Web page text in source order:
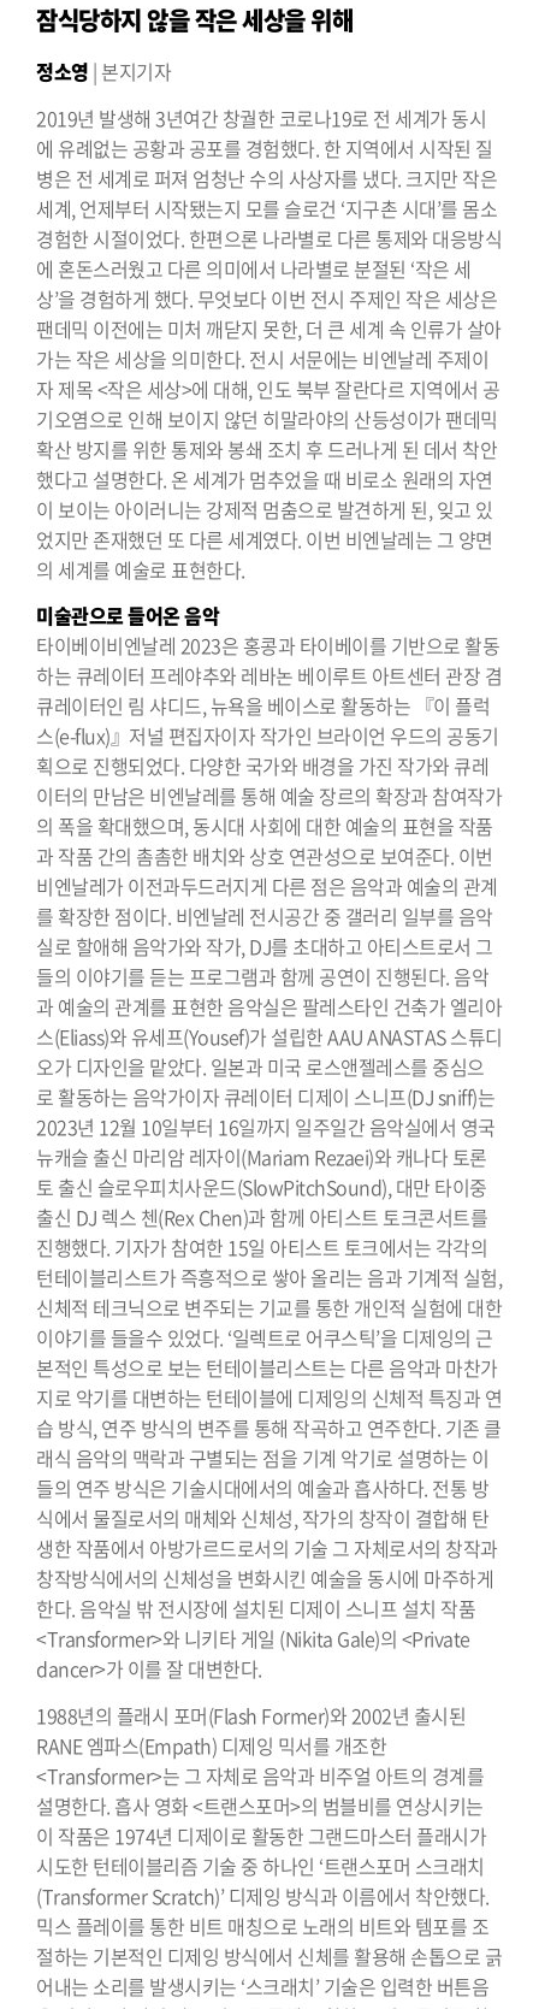
잠식당하지 않을 작은 세상을 위해
정소영 | 본지기자
2019년 발생해 3년여간 창궐한 코로나19로 전 세계가 동시
에 유례없는 공황과 공포를 경험했다. 한 지역에서 시작된 질
병은 전 세계로 퍼져 엄청난 수의 사상자를 냈다. 크지만 작은
세계, 언제부터 시작됐는지 모를 슬로건 ‘지구촌 시대’를 몸소
경험한 시절이었다. 한편으론 나라별로 다른 통제와 대응방식
에 혼돈스러웠고 다른 의미에서 나라별로 분절된 ‘작은 세
상’을 경험하게 했다. 무엇보다 이번 전시 주제인 작은 세상은
팬데믹 이전에는 미처 깨닫지 못한, 더 큰 세계 속 인류가 살아
가는 작은 세상을 의미한다. 전시 서문에는 비엔날레 주제이
자 제목 <작은 세상>에 대해, 인도 북부 잘란다르 지역에서 공
기오염으로 인해 보이지 않던 히말라야의 산등성이가 팬데믹
확산 방지를 위한 통제와 봉쇄 조치 후 드러나게 된 데서 착안
했다고 설명한다. 온 세계가 멈추었을 때 비로소 원래의 자연
이 보이는 아이러니는 강제적 멈춤으로 발견하게 된, 잊고 있
었지만 존재했던 또 다른 세계였다. 이번 비엔날레는 그 양면
의 세계를 예술로 표현한다.
미술관으로 들어온 음악
타이베이비엔날레 2023은 홍콩과 타이베이를 기반으로 활동
하는 큐레이터 프레야추와 레바논 베이루트 아트센터 관장 겸
큐레이터인 림 샤디드, 뉴욕을 베이스로 활동하는 『이 플럭
스(e-flux)』저널 편집자이자 작가인 브라이언 우드의 공동기
획으로 진행되었다. 다양한 국가와 배경을 가진 작가와 큐레
이터의 만남은 비엔날레를 통해 예술 장르의 확장과 참여작가
의 폭을 확대했으며, 동시대 사회에 대한 예술의 표현을 작품
과 작품 간의 촘촘한 배치와 상호 연관성으로 보여준다. 이번
비엔날레가 이전과두드러지게 다른 점은 음악과 예술의 관계
를 확장한 점이다. 비엔날레 전시공간 중 갤러리 일부를 음악
실로 할애해 음악가와 작가, DJ를 초대하고 아티스트로서 그
들의 이야기를 듣는 프로그램과 함께 공연이 진행된다. 음악
과 예술의 관계를 표현한 음악실은 팔레스타인 건축가 엘리아
스(Eliass)와 유세프(Yousef)가 설립한 AAU ANASTAS 스튜디
오가 디자인을 맡았다. 일본과 미국 로스앤젤레스를 중심으
로 활동하는 음악가이자 큐레이터 디제이 스니프(DJ sniff)는
2023년 12월 10일부터 16일까지 일주일간 음악실에서 영국
뉴캐슬 출신 마리암 레자이(Mariam Rezaei)와 캐나다 토론
토 출신 슬로우피치사운드(SlowPitchSound), 대만 타이중
출신 DJ 렉스 첸(Rex Chen)과 함께 아티스트 토크콘서트를
진행했다. 기자가 참여한 15일 아티스트 토크에서는 각각의
턴테이블리스트가 즉흥적으로 쌓아 올리는 음과 기계적 실험,
신체적 테크닉으로 변주되는 기교를 통한 개인적 실험에 대한
이야기를 들을수 있었다. ‘일렉트로 어쿠스틱’을 디제잉의 근
본적인 특성으로 보는 턴테이블리스트는 다른 음악과 마찬가
지로 악기를 대변하는 턴테이블에 디제잉의 신체적 특징과 연
습 방식, 연주 방식의 변주를 통해 작곡하고 연주한다. 기존 클
래식 음악의 맥락과 구별되는 점을 기계 악기로 설명하는 이
들의 연주 방식은 기술시대에서의 예술과 흡사하다. 전통 방
식에서 물질로서의 매체와 신체성, 작가의 창작이 결합해 탄
생한 작품에서 아방가르드로서의 기술 그 자체로서의 창작과
창작방식에서의 신체성을 변화시킨 예술을 동시에 마주하게
한다. 음악실 밖 전시장에 설치된 디제이 스니프 설치 작품
<Transformer>와 니키타 게일 (Nikita Gale)의 <Private
dancer>가 이를 잘 대변한다.
1988년의 플래시 포머(Flash Former)와 2002년 출시된
RANE 엠파스(Empath) 디제잉 믹서를 개조한
<Transformer>는 그 자체로 음악과 비주얼 아트의 경계를
설명한다. 흡사 영화 <트랜스포머>의 범블비를 연상시키는
이 작품은 1974년 디제이로 활동한 그랜드마스터 플래시가
시도한 턴테이블리즘 기술 중 하나인 ‘트랜스포머 스크래치
(Transformer Scratch)’ 디제잉 방식과 이름에서 착안했다.
믹스 플레이를 통한 비트 매칭으로 노래의 비트와 템포를 조
절하는 기본적인 디제잉 방식에서 신체를 활용해 손톱으로 긁
어내는 소리를 발생시키는 ‘스크래치’ 기술은 입력한 버튼음